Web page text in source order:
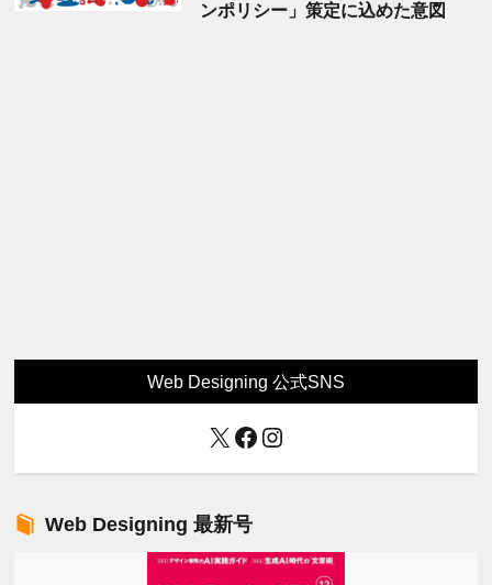
ンポリシー」策定に込めた意図
Web Designing 公式SNS
X Facebook
Instagram
Web Designing 最新号